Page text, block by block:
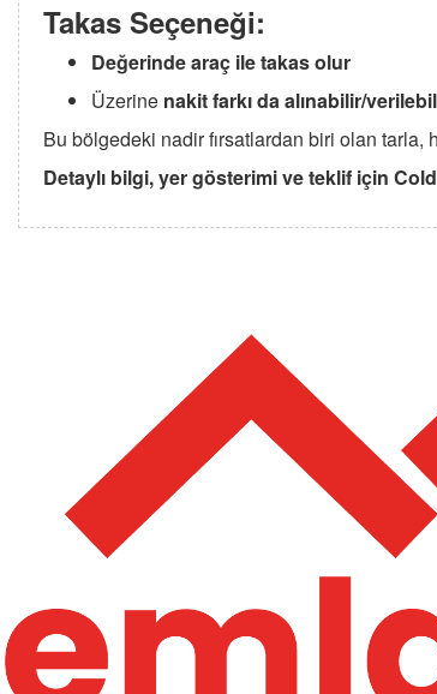
Takas Seçeneği:
Değerinde araç ile takas olur
Üzerine nakit farkı da alınabilir/
Bu bölgedeki nadir fırsatlardan biri olan tarla,
Detaylı bilgi, yer gösterimi ve teklif için